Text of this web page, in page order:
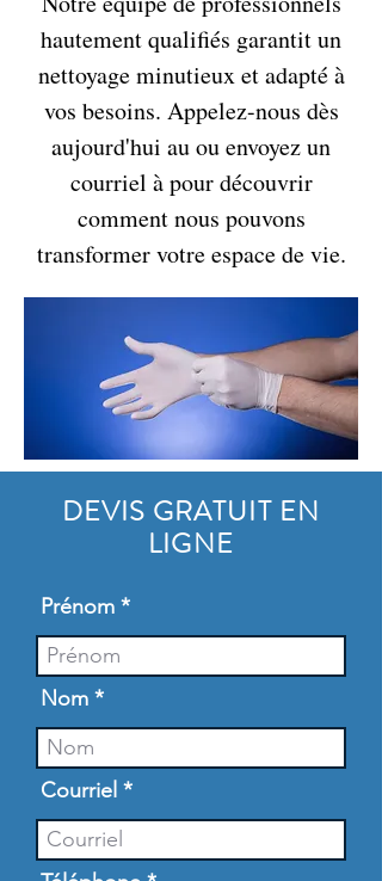
hautement qualifiés garantit un
nettoyage minutieux et adapté à
vos besoins. Appelez-nous dès
aujourd'hui au ou envoyez un
courriel à pour découvrir
comment nous pouvons
transformer votre espace de vie.
DEVIS GRATUIT EN
LIGNE
Prénom
Nom
Courriel